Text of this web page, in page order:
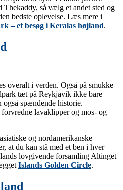
Thekaddy, så vælg et andet sted og
bedste oplevelse. Læs mere i
– et besøg i Keralas højland.
overalt i verden. Også på smukke
tæt på Reykjavik ikke bare
også spændende historie.
forvredne lavaklipper og mos- og
og nordamerikanske
at du kan stå med et ben i hver
lovgivende forsamling Altinget
Islands Golden Circle.